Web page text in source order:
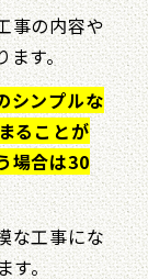
事の内容や
ます。
シンプルな
ることが
場合は30
な工事にな
す。